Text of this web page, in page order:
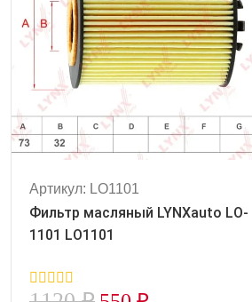
Артикул: LO1101
Фильтр масляный LYNXauto LO-
1101 LO1101
0